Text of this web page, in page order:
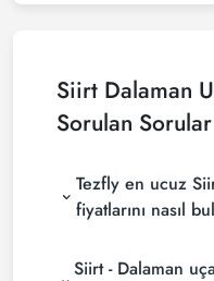
Siirt Dalaman
Sorulan Sorular
Tezfly en ucuz
fiyatlarını nasıl
bulmak için tur
Siirt - Dalaman